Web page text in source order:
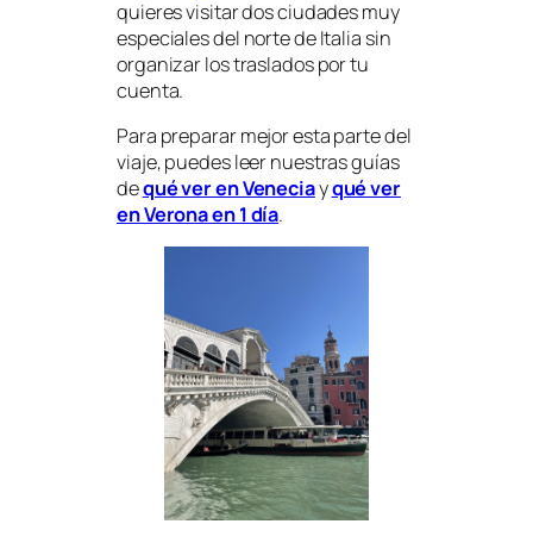
quieres visitar dos ciudades muy
especiales del norte de Italia sin
organizar los traslados por tu
cuenta.
Para preparar mejor esta parte del
viaje, puedes leer nuestras guías
dequé ver en Veneciayqué ver
en Verona en 1 día.